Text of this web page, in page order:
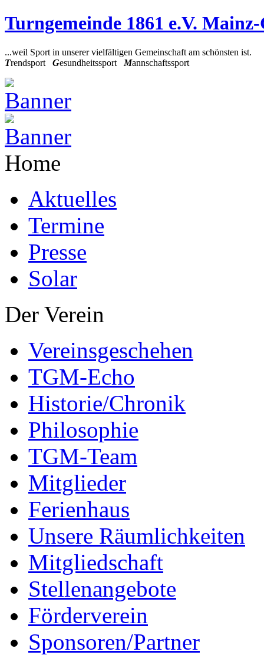
Turngemeinde 1861 e.V.
...weil Sport in unserer vielfältigen Gemeinschaft am schönsten ist.
Trendsport Gesundheitssport Mannschaftssport
Home
Aktuelles
Termine
Presse
Solar
Der Verein
Vereinsgeschehen
TGM-Echo
Historie/Chronik
Philosophie
TGM-Team
Mitglieder
Ferienhaus
Unsere Räumlichkeiten
Mitgliedschaft
Stellenangebote
Förderverein
Sponsoren/Partner